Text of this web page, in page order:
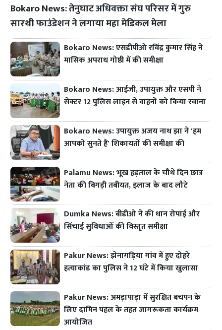
Bokaro News: तेनुघाट अधिवक्ता संघ परिसर में गुरु
सारथी फाउंडेशन ने लगाया महा मेडिकल मेला
Bokaro News: एसडीपीओ रविंद्र कुमार सिंह ने
मासिक अपराध गोष्ठी में की समीक्षा
Bokaro News: आईजी, उपायुक्त और एसपी ने
सेक्टर 12 पुलिस लाइन से वाहनों को किया रवाना
Bokaro News: उपायुक्त अजय नाथ झा ने 'हम
आपको सुनते हैं' शिकायतों की समीक्षा की
Palamu News: भूख हड़ताल के चौथे दिन छात्र
नेता की बिगड़ी तबीयत, इलाज के बाद लौटे
Dumka News: बीडीओ ने की धान रोपाई और
सिंचाई सुविधाओं की विस्तृत समीक्षा
Pakur News: झेनागड़िया गांव में हुए दोहरे
हत्याकांड का पुलिस ने 12 घंटे में किया खुलासा
Pakur News: अमड़ापाड़ा में सुरक्षित बचपन के
लिए दामिन पहल के तहत जागरूकता कार्यक्रम
आयोजित